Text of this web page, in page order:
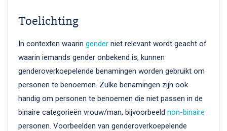
Toelichting
In contexten waarin gender niet relevant wordt geacht of
waarin iemands gender onbekend is, kunnen
genderoverkoepelende benamingen worden gebruikt om
personen te benoemen. Zulke benamingen zijn ook
handig om personen te benoemen die niet passen in de
binaire categorieën vrouw/man, bijvoorbeeld non-binaire
personen. Voorbeelden van genderoverkoepelende